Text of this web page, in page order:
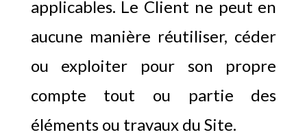
applicables. Le Client ne peut en
aucune manière réutiliser, céder
ou exploiter pour son propre
compte tout ou partie des
éléments ou travaux du Site.